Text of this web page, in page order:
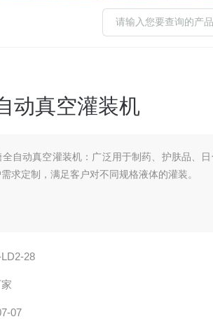
动真空灌装机
全自动真空灌装机：广泛用于制药、护肤品、
求定制，满足客户对不同规格液体的灌装。
28
07